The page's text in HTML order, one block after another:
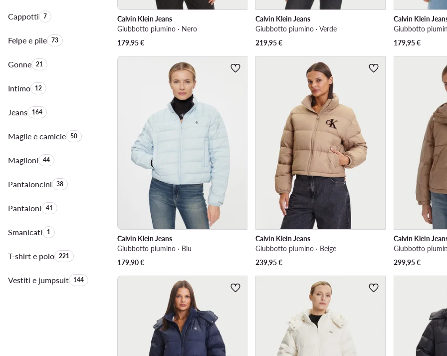
CappottiQuantità di prodotti:
7
Felpe e pileQuantità di prodotti:
73
GonneQuantità di prodotti:
21
IntimoQuantità di prodotti:
12
JeansQuantità di prodotti:
164
Maglie e camicieQuantità di prodotti:
50
MaglioniQuantità di prodotti:
44
PantalonciniQuantità di prodotti:
38
PantaloniQuantità di prodotti:
41
SmanicatiQuantità di prodotti:
1
T-shirt e poloQuantità di prodotti:
221
Vestiti e jumpsuitQuantità di prodotti:
144
Calvin Klein Jeans
Giubbotto piumino · Nero
179,95€
Calvin Klein Jeans
Giubbotto piumino · Verde
219,95€
Calvin Klein
Giubbotto
179,95€
Calvin Klein Jeans
Giubbotto piumino · Blu
179,90€
Calvin Klein Jeans
Giubbotto piumino · Beige
239,95€
Calvin Klein
Giubbotto
299,95€